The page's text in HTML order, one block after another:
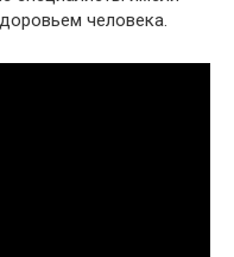
человека.